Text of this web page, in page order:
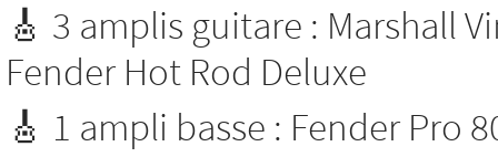
🎸 3 amplis guitare : Marshall
Fender Hot Rod Deluxe
🎸 1 ampli basse : Fender Pro